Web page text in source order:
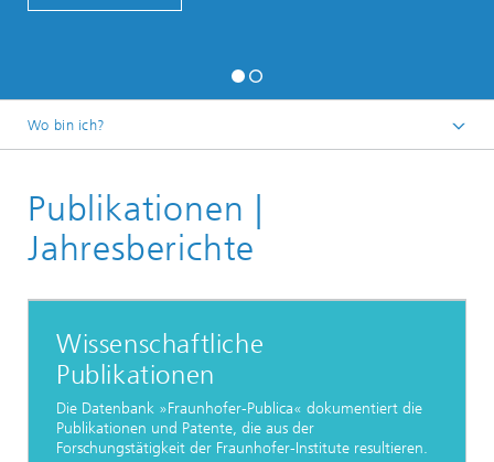
Wo bin ich?
Über uns
Publikationen |
Jahresberichte
Wissenschaftliche
Publikationen
Die Datenbank »Fraunhofer-Publica« dokumentiert die
Publikationen und Patente, die aus der
Forschungstätigkeit der Fraunhofer-Institute resultieren.